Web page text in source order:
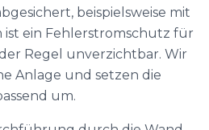
beispielsweise mit
ist ein Fehlerstromschutz für
Regel unverzichtbar. Wir
Anlage und setzen die
um.